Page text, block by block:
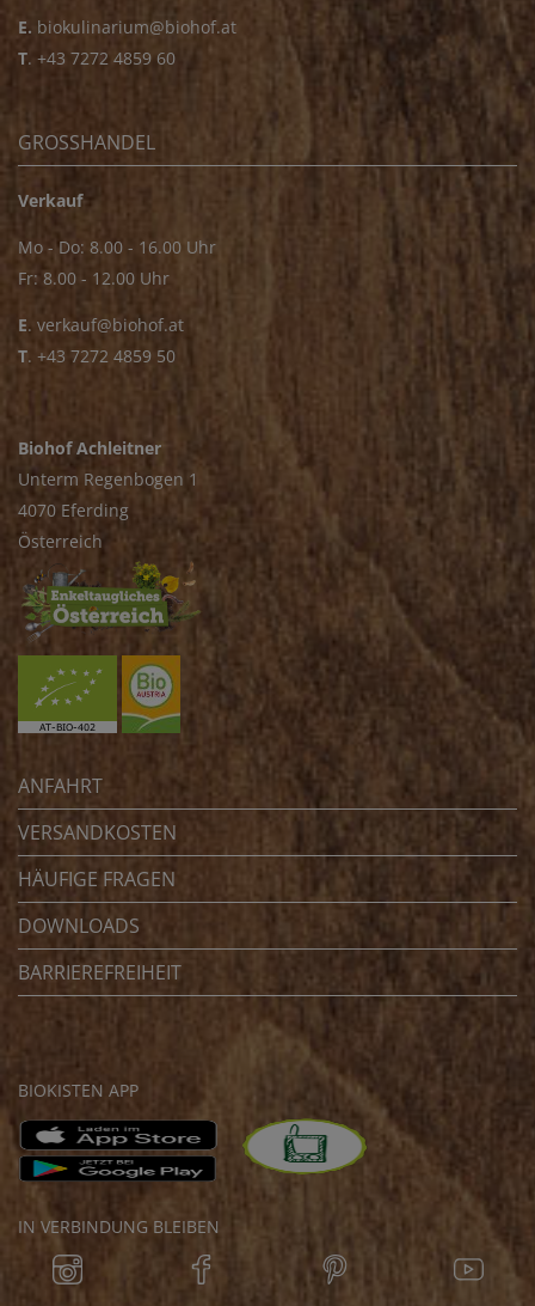
E. biokulinarium@biohof.at
T. +43 7272 4859 60
GROSSHANDEL
Verkauf
Mo - Do: 8.00 - 16.00 Uhr
Fr: 8.00 - 12.00 Uhr
E. verkauf@biohof.at
T. +43 7272 4859 50
Biohof Achleitner
Unterm Regenbogen 1
4070 Eferding
Österreich
ANFAHRT
VERSANDKOSTEN
HÄUFIGE FRAGEN
DOWNLOADS
BARRIEREFREIHEIT
BIOKISTEN APP
IN VERBINDUNG BLEIBEN